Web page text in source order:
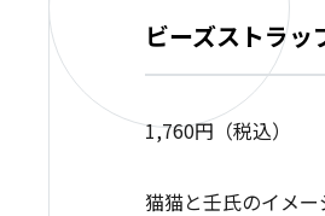
ビーズストラ
1,760円（税込）
猫猫と壬氏のイメ